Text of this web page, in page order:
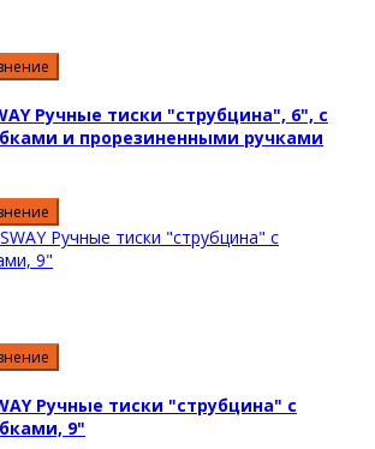
Ручные тиски "струбцина", 6", с
и прорезиненными ручками
Ручные тиски "струбцина" с
9"